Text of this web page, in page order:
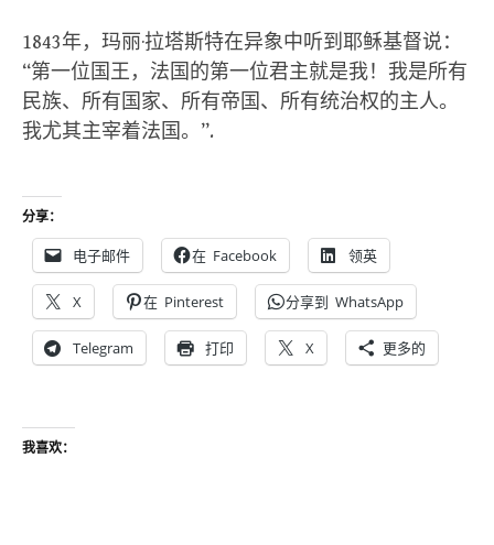
1843年，玛丽·拉塔斯特在异象中听到耶稣基督说：
“第一位国王，法国的第一位君主就是我！我是所有
民族、所有国家、所有帝国、所有统治权的主人。
我尤其主宰着法国。”.
分享：
电子邮件 在 Facebook 领英
X 在 Pinterest 分享到 WhatsApp
Telegram 打印 X 更多的
我喜欢：